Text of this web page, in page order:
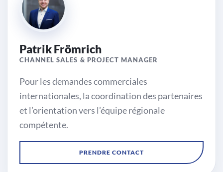
Patrik Frömrich
CHANNEL SALES & PROJECT MANAGER
Pour les demandes commerciales
internationales, la coordination des partenaires
et l’orientation vers l’équipe régionale
compétente.
PRENDRE CONTACT
Région
International